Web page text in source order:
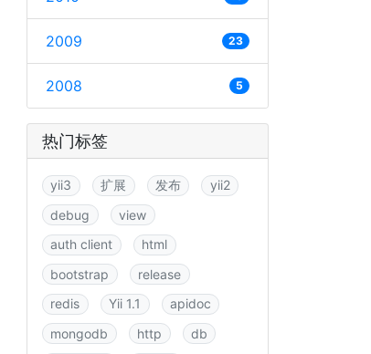
2009 23
2008 5
热门标签
yii3 扩展 发布
yii2
debug
view
auth client
html
bootstrap
release
redis
Yii 1.1
apidoc
mongodb
http
db